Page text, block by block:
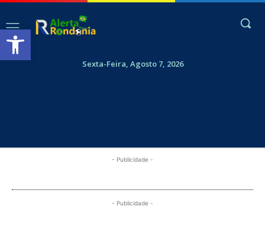
Abrir a barra de ferramentas
Sexta-Feira, Agosto 7, 2026
- Publicidade -
- Publicidade -